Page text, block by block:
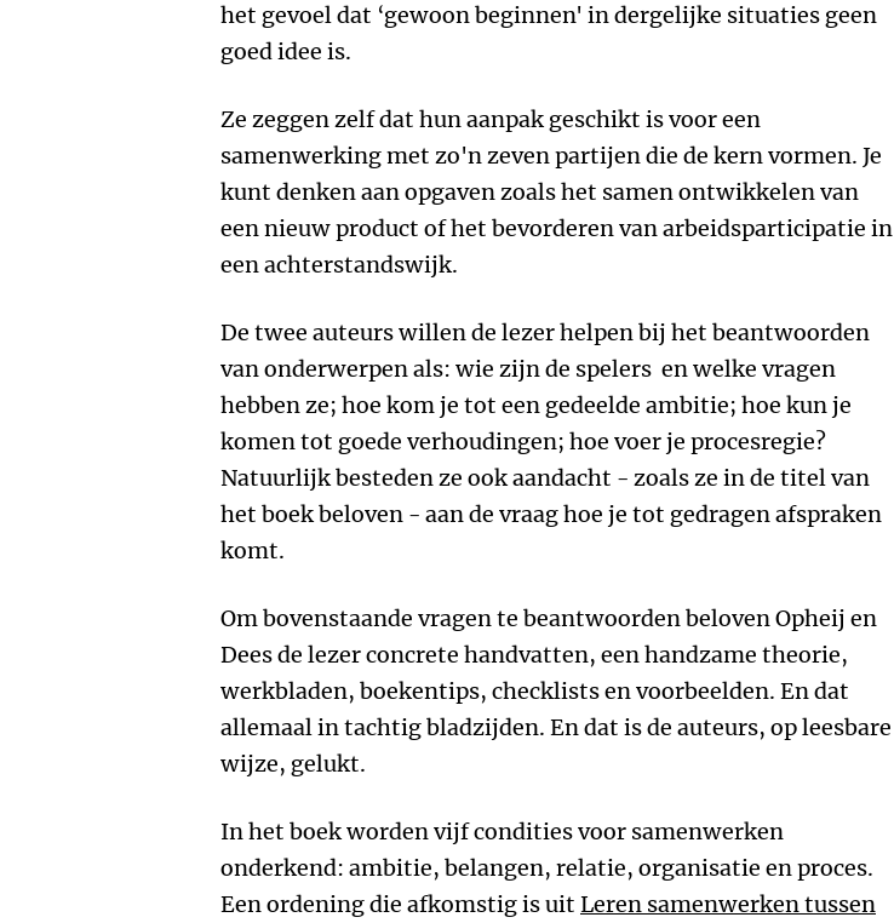
het gevoel dat ‘gewoon beginnen' in dergelijke situaties geen
goed idee is.
Ze zeggen zelf dat hun aanpak geschikt is voor een
samenwerking met zo'n zeven partijen die de kern vormen. Je
kunt denken aan opgaven zoals het samen ontwikkelen van
een nieuw product of het bevorderen van arbeidsparticipatie in
een achterstandswijk.
De twee auteurs willen de lezer helpen bij het beantwoorden
van onderwerpen als: wie zijn de spelers en welke vragen
hebben ze; hoe kom je tot een gedeelde ambitie; hoe kun je
komen tot goede verhoudingen; hoe voer je procesregie?
Natuurlijk besteden ze ook aandacht - zoals ze in de titel van
het boek beloven - aan de vraag hoe je tot gedragen afspraken
komt.
Om bovenstaande vragen te beantwoorden beloven Opheij en
Dees de lezer concrete handvatten, een handzame theorie,
werkbladen, boekentips, checklists en voorbeelden. En dat
allemaal in tachtig bladzijden. En dat is de auteurs, op leesbare
wijze, gelukt.
In het boek worden vijf condities voor samenwerken
onderkend: ambitie, belangen, relatie, organisatie en proces.
Een ordening die afkomstig is uit Leren samenwerken tussen